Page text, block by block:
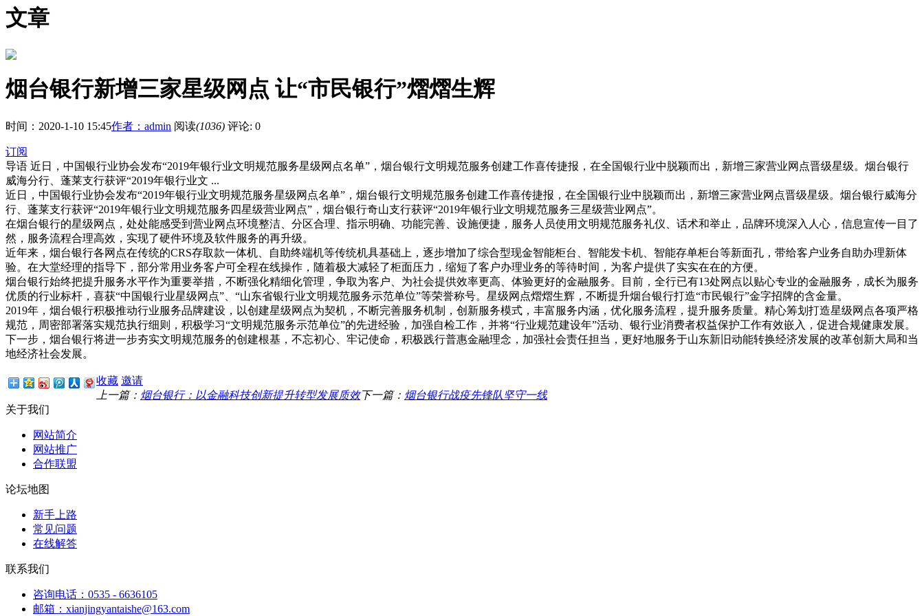
文章
烟台银行新增三家星级网点 让“市民银行”熠熠生辉
时间：2020-1-10 15:45作者：admin 阅读(1036) 评论: 0
订阅
导语 近日，中国银行业协会发布“2019年银行业文明规范服务星级网点名单”，烟台银行文明规范服务创建工作喜传捷报，在全国银行业中脱颖而出，新增三家营业网点晋级星级。烟台银行
威海分行、蓬莱支行获评“2019年银行业文 ...
近日，中国银行业协会发布“2019年银行业文明规范服务星级网点名单”，烟台银行文明规范服务创建工作喜传捷报，在全国银行业中脱颖而出，新增三家营业网点晋级星级。烟台银行威海分
行、蓬莱支行获评“2019年银行业文明规范服务四星级营业网点”，烟台银行奇山支行获评“2019年银行业文明规范服务三星级营业网点”。
在烟台银行的星级网点，处处能感受到营业网点环境整洁、分区合理、指示明确、功能完善、设施便捷，服务人员使用文明规范服务礼仪、话术和举止，品牌环境深入人心，信息宣传一目了
然，服务流程合理高效，实现了硬件环境及软件服务的再升级。
近年来，烟台银行各网点在传统的CRS存取款一体机、自助终端机等传统机具基础上，逐步增加了综合型现金智能柜台、智能发卡机、智能存单柜台等新面孔，带给客户业务自助办理新体
验。在大堂经理的指导下，部分常用业务客户可全程在线操作，随着极大减轻了柜面压力，缩短了客户办理业务的等待时间，为客户提供了实实在在的方便。
烟台银行始终把提升服务水平作为重要举措，不断强化精细化管理，争取为客户、为社会提供效率更高、体验更好的金融服务。目前，全行已有13处网点以贴心专业的金融服务，成长为服务
优质的行业标杆，喜获“中国银行业星级网点”、“山东省银行业文明规范服务示范单位”等荣誉称号。星级网点熠熠生辉，不断提升烟台银行打造“市民银行”金字招牌的含金量。
2019年，烟台银行积极推动行业服务品牌建设，以创建星级网点为契机，不断完善服务机制，创新服务模式，丰富服务内涵，优化服务流程，提升服务质量。精心筹划打造星级网点各项严格
规范，周密部署落实规范执行细则，积极学习“文明规范服务示范单位”的先进经验，加强自检工作，并将“行业规范建设年”活动、银行业消费者权益保护工作有效嵌入，促进合规健康发展。
下一步，烟台银行将进一步夯实文明规范服务的创建根基，不忘初心、牢记使命，积极践行普惠金融理念，加强社会责任担当，更好地服务于山东新旧动能转换经济发展的改革创新大局和当
地经济社会发展。
收藏 邀请
上一篇： 烟台银行：以金融科技创新提升转型发展质效下一篇： 烟台银行战疫先锋队坚守一线
关于我们
网站简介
网站推广
合作联盟
论坛地图
新手上路
常见问题
在线解答
联系我们
咨询电话：0535 - 6636105
邮箱：xianjingyantaishe@163.com